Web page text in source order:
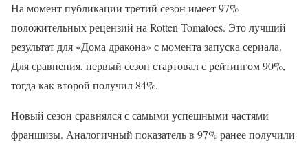
На момент публикации третий сезон имеет 97%
положительных рецензий на Rotten Tomatoes. Это лучший
результат для «Дома дракона» с момента запуска сериала.
Для сравнения, первый сезон стартовал с рейтингом 90%,
тогда как второй получил 84%.
Новый сезон сравнялся с самыми успешными частями
франшизы. Аналогичный показатель в 97% ранее получили